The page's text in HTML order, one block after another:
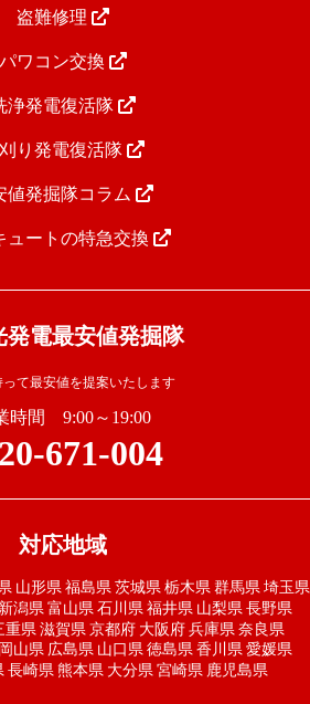
盗難修理
パワコン交換
浄発電復活隊
り発電復活隊
値発掘隊コラム
ュートの特急交換
発電最安値発掘隊
って最安値を提案いたします
時間 9:00～19:00
671-004
対応地域
山形県 福島県 茨城県 栃木県 群馬県 埼玉県
新潟県 富山県 石川県 福井県 山梨県 長野県
重県 滋賀県 京都府 大阪府 兵庫県 奈良県
岡山県 広島県 山口県 徳島県 香川県 愛媛県
長崎県 熊本県 大分県 宮崎県 鹿児島県